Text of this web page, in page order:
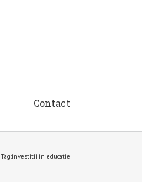
Contact
Tag:investitii in educatie